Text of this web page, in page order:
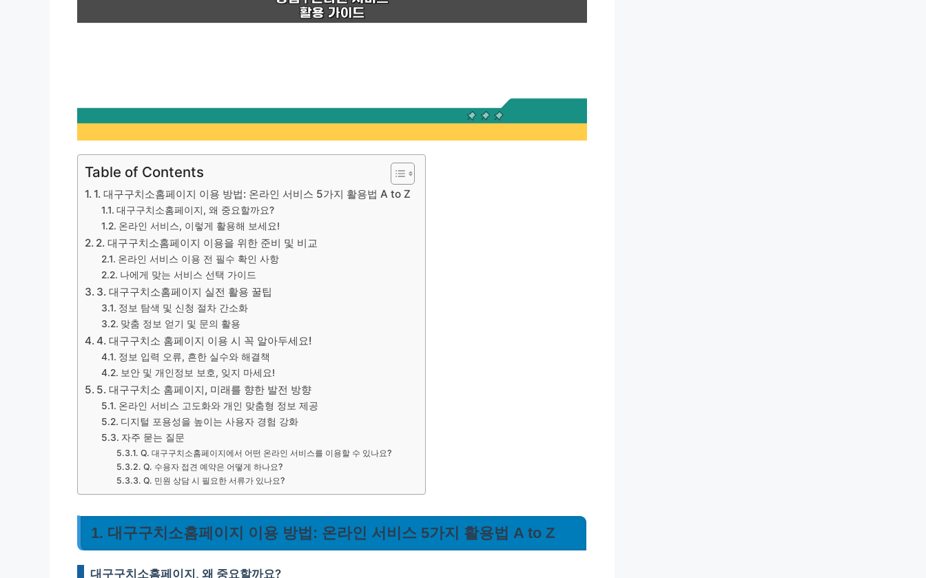
Table of Contents
1. 대구구치소홈페이지 이용 방법: 온라인 서비스 5가지 활용법 A to Z
대구구치소홈페이지, 왜 중요할까요?
온라인 서비스, 이렇게 활용해 보세요!
2. 대구구치소홈페이지 이용을 위한 준비 및 비교
온라인 서비스 이용 전 필수 확인 사항
나에게 맞는 서비스 선택 가이드
3. 대구구치소홈페이지 실전 활용 꿀팁
정보 탐색 및 신청 절차 간소화
맞춤 정보 얻기 및 문의 활용
4. 대구구치소 홈페이지 이용 시 꼭 알아두세요!
정보 입력 오류, 흔한 실수와 해결책
보안 및 개인정보 보호, 잊지 마세요!
5. 대구구치소 홈페이지, 미래를 향한 발전 방향
온라인 서비스 고도화와 개인 맞춤형 정보 제공
디지털 포용성을 높이는 사용자 경험 강화
자주 묻는 질문
Q. 대구구치소홈페이지에서 어떤 온라인 서비스를 이용할 수 있나요?
Q. 수용자 접견 예약은 어떻게 하나요?
Q. 민원 상담 시 필요한 서류가 있나요?
1. 대구구치소홈페이지 이용 방법: 온라인 서비스 5가지 활용법 A to Z
대구구치소홈페이지, 왜 중요할까요?